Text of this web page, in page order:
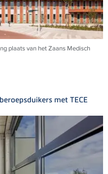
plaats van het Zaans Medisch
met TECE